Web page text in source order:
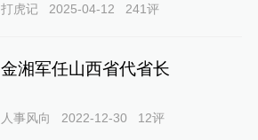
打虎记 2025-04-12 241评
金湘军任山西省代省长
人事风向 2022-12-30 12评